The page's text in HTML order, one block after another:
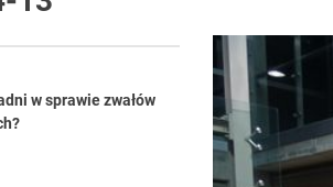
Koper – część 2.
Uwaga Dębieńsko – woda nieprzydatna do
w sprawie zwałów